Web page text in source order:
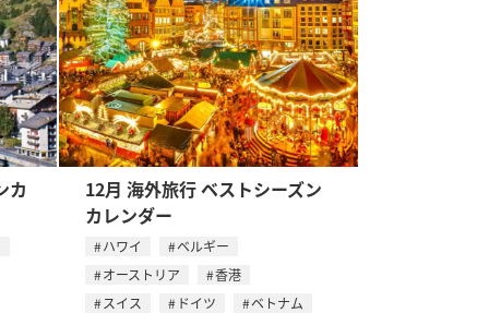
カ
12月 海外旅行 ベストシーズン
カレンダー
ハワイ
ベルギー
オーストリア
香港
スイス
ドイツ
ベトナム